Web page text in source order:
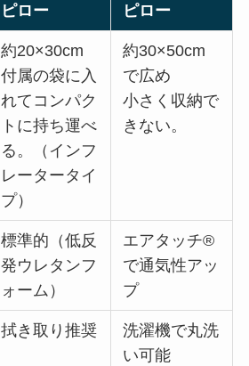
ピロー
ピロー
約20×30cm
付属の袋に入
れてコンパク
トに持ち運べ
る。（インフ
レータータイ
プ）
約30×50cm
で広め
小さく収納で
きない。
標準的（低反
発ウレタンフ
ォーム）
エアタッチ®
で通気性アッ
プ
拭き取り推奨
洗濯機で丸洗
い可能